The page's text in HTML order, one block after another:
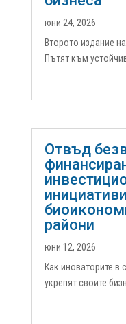
юни 24, 2026
Второто издание
Пътят към
организирано от
проведе на 11 юни
Отвъд
райони
юни 12, 2026
Как иноваторите в
укрепят своите
възможности за
европейско